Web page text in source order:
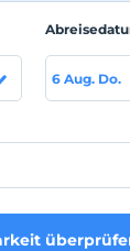
Kış
ısıtma
talep edildiği
hale
6 Aug. Do.